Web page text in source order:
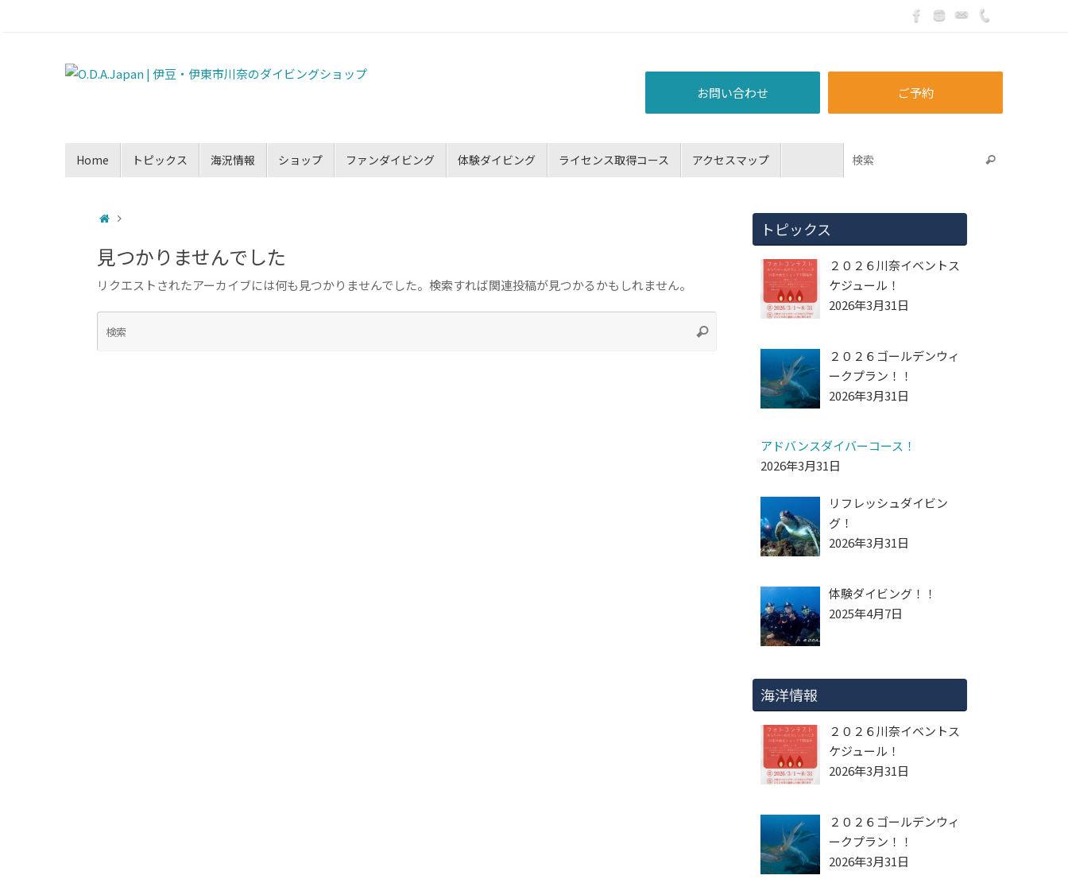
ご予約
お問い合わせ
Home トピックス 海況情報 ショップ ファンダイビング 体験ダイビング ライセンス取得コース アクセスマップ
見つかりませんでした
リクエストされたアーカイブには何も見つかりませんでした。検索すれば関連投稿が見つかるかもしれません。
トピックス
２０２６川奈イベントス
ケジュール！
2026年3月31日
２０２６ゴールデンウィ
ークプラン！！
2026年3月31日
アドバンスダイバーコース！
2026年3月31日
リフレッシュダイビン
グ！
2026年3月31日
体験ダイビング！！
2025年4月7日
海洋情報
２０２６川奈イベントス
ケジュール！
2026年3月31日
２０２６ゴールデンウィ
ークプラン！！
2026年3月31日